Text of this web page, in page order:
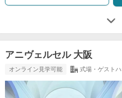
アニヴェルセル 大阪
オンライン見学可能 式場・ゲスト